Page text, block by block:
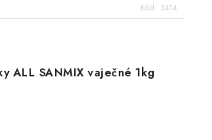
Kód: 3414
ALL SANMIX vaječné 1kg